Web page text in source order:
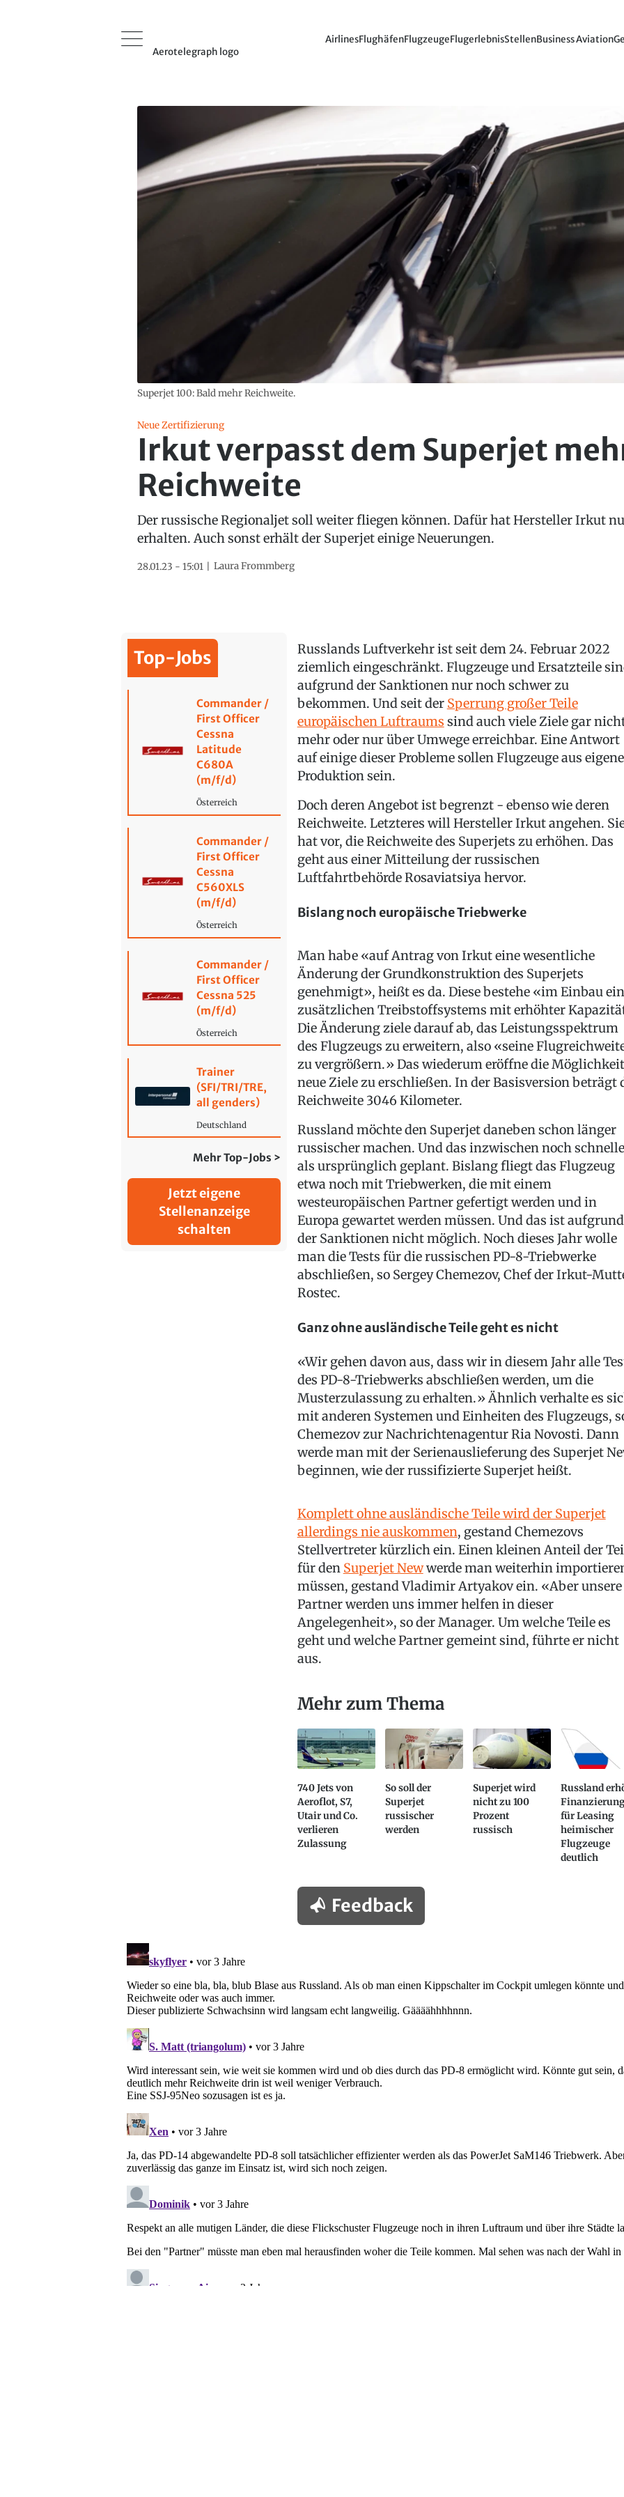
Aerotelegraph logo
AirlinesFlughäfenFlugzeugeFlugerlebnisStellenBusiness Aviation
Superjet 100: Bald mehr Reichweite.
Neue Zertifizierung
Irkut verpasst dem Superjet
Reichweite
Der russische Regionaljet soll weiter fliegen können. Dafür hat Hersteller Irkut
erhalten. Auch sonst erhält der Superjet einige Neuerungen.
28.01.23 - 15:01 Laura Frommberg
Top-Jobs
Commander /
First Officer
Cessna
Latitude
C680A
(m/f/d)
Österreich
Commander /
First Officer
Cessna
C560XLS
(m/f/d)
Österreich
Commander /
First Officer
Cessna 525
(m/f/d)
Österreich
Trainer
(SFI/TRI/TRE,
all genders)
Deutschland
Mehr Top-Jobs >
Jetzt eigene
Stellenanzeige
schalten
Russlands Luftverkehr ist seit dem 24. Februar 2022
ziemlich eingeschränkt. Flugzeuge und Ersatzteile
aufgrund der Sanktionen nur noch schwer zu
bekommen. Und seit der Sperrung großer Teile
europäischen Luftraums sind auch viele Ziele gar
mehr oder nur über Umwege erreichbar. Eine Antwort
auf einige dieser Probleme sollen Flugzeuge aus
Produktion sein.
Doch deren Angebot ist begrenzt - ebenso wie deren
Reichweite. Letzteres will Hersteller Irkut angehen.
hat vor, die Reichweite des Superjets zu erhöhen. Das
geht aus einer Mitteilung der russischen
Luftfahrtbehörde Rosaviatsiya hervor.
Bislang noch europäische Triebwerke
Man habe «auf Antrag von Irkut eine wesentliche
Änderung der Grundkonstruktion des Superjets
genehmigt», heißt es da. Diese bestehe «im Einbau
zusätzlichen Treibstoffsystems mit erhöhter
Die Änderung ziele darauf ab, das Leistungsspektrum
des Flugzeugs zu erweitern, also «seine
zu vergrößern.» Das wiederum eröffne die
neue Ziele zu erschließen. In der Basisversion beträgt
Reichweite 3046 Kilometer.
Russland möchte den Superjet daneben schon länger
russischer machen. Und das inzwischen noch
als ursprünglich geplant. Bislang fliegt das Flugzeug
etwa noch mit Triebwerken, die mit einem
westeuropäischen Partner gefertigt werden und in
Europa gewartet werden müssen. Und das ist aufgrund
der Sanktionen nicht möglich. Noch dieses Jahr wolle
man die Tests für die russischen PD-8-Triebwerke
abschließen, so Sergey Chemezov, Chef der Irkut-
Rostec.
Ganz ohne ausländische Teile geht es nicht
«Wir gehen davon aus, dass wir in diesem Jahr alle
des PD-8-Triebwerks abschließen werden, um die
Musterzulassung zu erhalten.» Ähnlich verhalte es
mit anderen Systemen und Einheiten des Flugzeugs,
Chemezov zur Nachrichtenagentur Ria Novosti. Dann
werde man mit der Serienauslieferung des Superjet
beginnen, wie der russifizierte Superjet heißt.
Komplett ohne ausländische Teile wird der Superjet
allerdings nie auskommen, gestand Chemezovs
Stellvertreter kürzlich ein. Einen kleinen Anteil der
für den Superjet Newwerde man weiterhin
müssen, gestand Vladimir Artyakov ein. «Aber unsere
Partner werden uns immer helfen in dieser
Angelegenheit», so der Manager. Um welche Teile es
geht und welche Partner gemeint sind, führte er nicht
aus.
Mehr zum Thema
740 Jets von
Aeroflot, S7,
Utair und Co.
verlieren
Zulassung
So soll der
Superjet
russischer
werden
Superjet wird
nicht zu 100
Prozent
russisch
Russland
für Leasing
heimischer
Flugzeuge
deutlich
Feedback